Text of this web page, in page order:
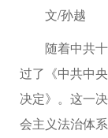
文/孙越
随着中共十
过了《中共中
决定》。这一
会主义法治体